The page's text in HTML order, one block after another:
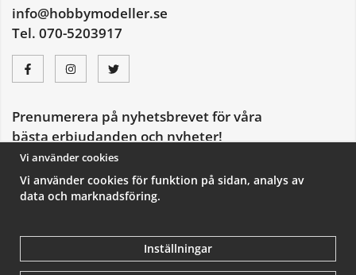
info@hobbymodeller.se
Tel. 070-5203917
Prenumerera på nyhetsbrevet för våra
bästa erbjudanden och nyheter!
E-
postadress
De uppgifter du matar in kommer endast användas till våra nyhetsbrev.
Vi använder cookies
Vi använder cookies för funktion på sidan, analys av
data och marknadsföring.
Inställningar